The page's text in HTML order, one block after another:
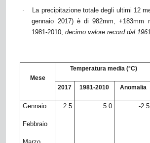
·
La precipitazione totale degli ultimi 12
gennaio 2017) è di 982mm, +183mm
1981-2010,decimo valore record dal 1961
Mese
Temperatura media (°C)
2017 1981-2010 Anomalia
Gennaio 2.5 5.0 -2.5
Febbraio